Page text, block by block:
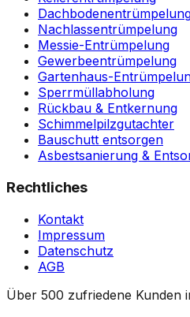
Nachlassentrümpelung
Messie-Entrümpelung
Gewerbeentrümpelung
Gartenhaus-
Sperrmüllabholung
Rückbau & Entkernung
Schimmelpilzgutachter
Bauschutt entsorgen
Asbestsanierung &
Rechtliches
Kontakt
Impressum
Datenschutz
AGB
Über 500 zufriedene Kunden